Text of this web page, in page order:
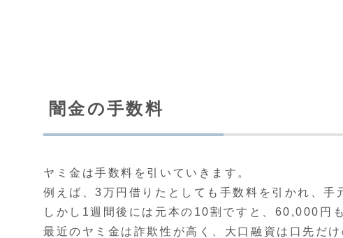
闇金の手数料
ヤミ金は手数料を引いていきます。
例えば、3万円借りたとしても手数料を引かれ、
しかし1週間後には元本の10割ですと、60,000円
最近のヤミ金は詐欺性が高く、大口融資は口先だけ